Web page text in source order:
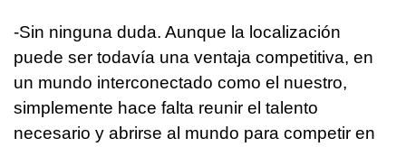
-Sin ninguna duda. Aunque la localización
puede ser todavía una ventaja competitiva, en
un mundo interconectado como el nuestro,
simplemente hace falta reunir el talento
necesario y abrirse al mundo para competir en